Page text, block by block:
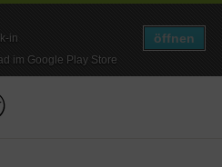
in
im Google Play Store
öffnen